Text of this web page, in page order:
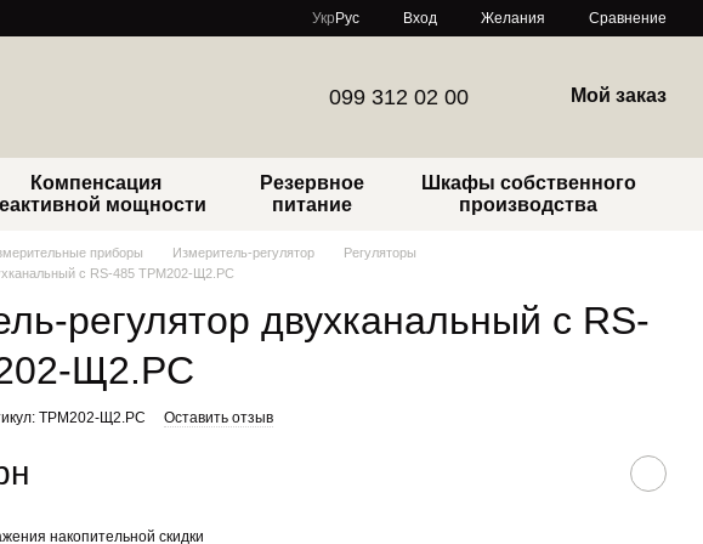
Укр Рус Вход Желания Сравнение
099 312 02 00 Мой заказ
Компенсация
мощности
Резервное
питание
Шкафы собственного
производства
приборы Измеритель-регулятор
Регуляторы
с RS-485 ТРМ202-Щ2.РС
регулятор двухканальный с RS-
Щ2.РС
ТРМ202-Щ2.РС Оставить отзыв
накопительной скидки